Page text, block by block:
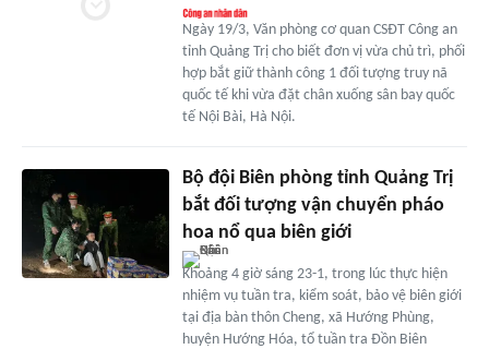
Ngày 19/3, Văn phòng cơ quan CSĐT Công an
tỉnh Quảng Trị cho biết đơn vị vừa chủ trì, phối
hợp bắt giữ thành công 1 đối tượng truy nã
quốc tế khi vừa đặt chân xuống sân bay quốc
tế Nội Bài, Hà Nội.
Bộ đội Biên phòng tỉnh Quảng Trị
bắt đối tượng vận chuyển pháo
hoa nổ qua biên giới
Khoảng 4 giờ sáng 23-1, trong lúc thực hiện
nhiệm vụ tuần tra, kiểm soát, bảo vệ biên giới
tại địa bàn thôn Cheng, xã Hướng Phùng,
huyện Hướng Hóa, tổ tuần tra Đồn Biên